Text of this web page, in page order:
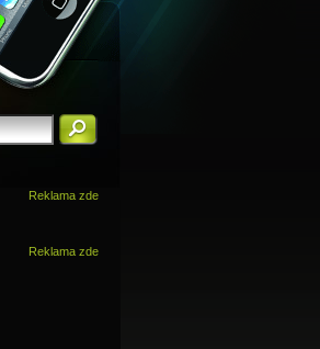
Reklama zde
Reklama zde